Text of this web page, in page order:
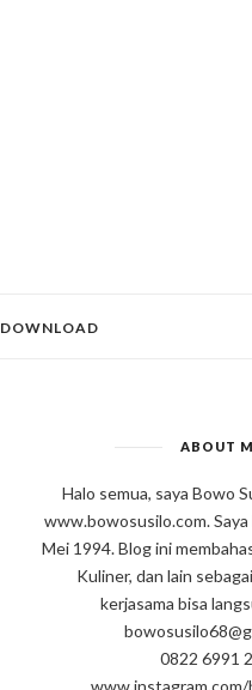
DOWNLOAD
ABOUT
Halo semua, saya Bowo
www.bowosusilo.com. Saya
Mei 1994. Blog ini
Kuliner, dan lain
kerjasama bisa
0822 6991